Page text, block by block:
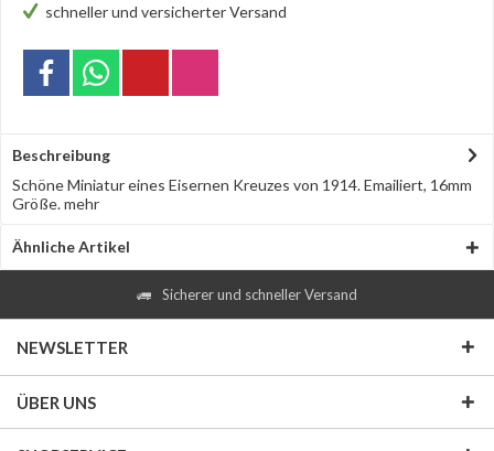
schneller und versicherter Versand
Beschreibung
Schöne Miniatur eines Eisernen Kreuzes von 1914. Emailiert, 16mm
Größe.mehr
Ähnliche Artikel
Sicherer und schneller Versand
NEWSLETTER
ÜBER UNS